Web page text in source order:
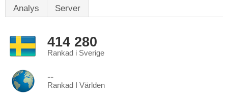
Analys Server
414 280
Rankad i Sverige
--
Rankad I Världen